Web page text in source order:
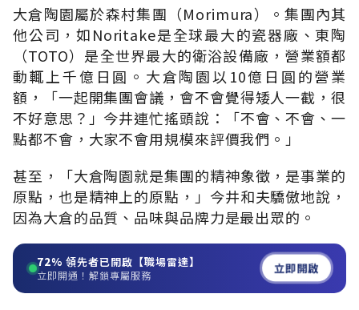
大倉陶園屬於森村集團（Morimura）。集團內其
他公司，如Noritake是全球最大的瓷器廠、東陶
（TOTO）是全世界最大的衛浴設備廠，營業額都
動輒上千億日圓。大倉陶園以10億日圓的營業
額，「一起開集團會議，會不會覺得矮人一截，很
不好意思？」今井連忙搖頭說：「不會、不會、一
點都不會，大家不會用規模來評價我們。」
甚至，「大倉陶園就是集團的精神象徵，是事業的
原點，也是精神上的原點，」今井和夫驕傲地說，
因為大倉的品質、品味與品牌力是最出眾的。
72% 領先者已開啟【職場雷達】
立即開通！解鎖專屬服務 立即開啟